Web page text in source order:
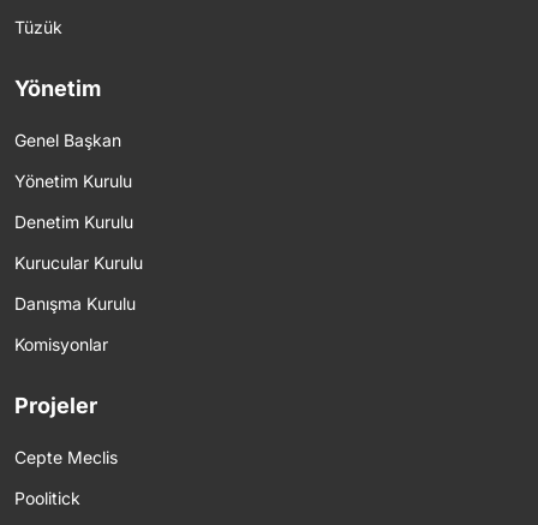
Tüzük
Yönetim
Genel Başkan
Yönetim Kurulu
Denetim Kurulu
Kurucular Kurulu
Danışma Kurulu
Komisyonlar
Projeler
Cepte Meclis
Poolitick